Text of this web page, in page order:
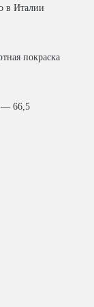
в Италии
покраска
— 66,5